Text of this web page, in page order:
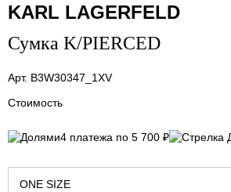
KARL LAGERFELD
Сумка K/PIERCED
Арт. B3W30347_1XV
Стоимость
4 платежа по 5 700 ₽
ONE SIZE